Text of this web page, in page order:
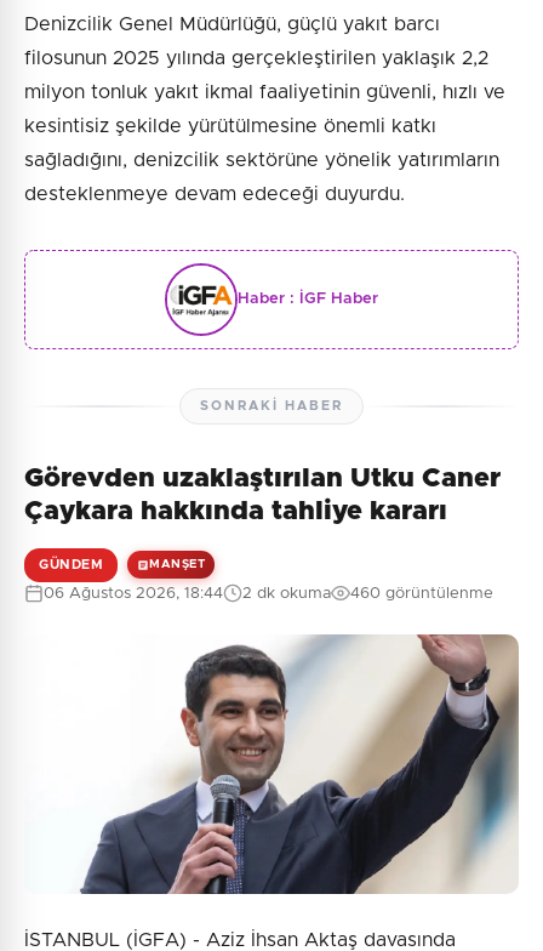
Denizcilik Genel Müdürlüğü, güçlü yakıt barcı
filosunun 2025 yılında gerçekleştirilen yaklaşık 2,2
milyon tonluk yakıt ikmal faaliyetinin güvenli, hızlı ve
kesintisiz şekilde yürütülmesine önemli katkı
sağladığını, denizcilik sektörüne yönelik yatırımların
desteklenmeye devam edeceği duyurdu.
Haber : İGF Haber
SONRAKI HABER
Görevden uzaklaştırılan Utku Caner
Çaykara hakkında tahliye kararı
GÜNDEM MANŞET
06 Ağustos 2026, 18:44 2 dk okuma 460 görüntülenme
İSTANBUL (İGFA) - Aziz İhsan Aktaş davasında